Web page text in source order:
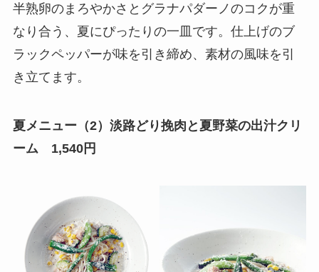
半熟卵のまろやかさとグラナパダーノのコクが重
なり合う、夏にぴったりの一皿です。仕上げのブ
ラックペッパーが味を引き締め、素材の風味を引
き立てます。
夏メニュー（2）淡路どり挽肉と夏野菜の出汁クリ
ーム 1,540円